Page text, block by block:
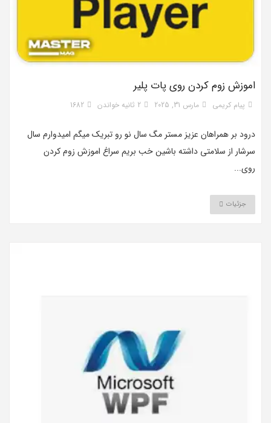
اموزش زوم کردن روی پات پلیر
پیام کریمی مارس 31, 2025 2 ثانیه خواندن 1682
درود بر همراهان عزیز مستر مگ سال نو رو تبریک میگم امیدوارم سال
سرشار از سلامتی داشته باشین خب بریم سراغ اموزش زوم کردن
روی...
جزئیات